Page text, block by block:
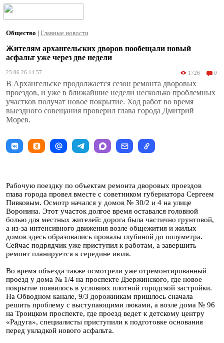
Общество | Главные новости
Жителям архангельских дворов пообещали новый
асфальт уже через две недели
23.06.26 14:57 1726 0
В Архангельске продолжается сезон ремонта дворовых
проездов, и уже в ближайшие недели несколько проблемных
участков получат новое покрытие. Ход работ во время
выездного совещания проверил глава города Дмитрий
Морев.
Рабочую поездку по объектам ремонта дворовых проездов
глава города провел вместе с советником губернатора Сергеем
Пивковым. Осмотр начался у домов № 30/2 и 4 на улице
Воронина. Этот участок долгое время оставался головной
болью для местных жителей: дорога была частично грунтовой,
а из-за интенсивного движения возле общежития и жилых
домов здесь образовались провалы глубиной до полуметра.
Сейчас подрядчик уже приступил к работам, а завершить
ремонт планируется к середине июля.
Во время объезда также осмотрели уже отремонтированный
проезд у дома № 1/4 на проспекте Дзержинского, где новое
покрытие появилось в условиях плотной городской застройки.
На Обводном канале, 9/3 дорожникам пришлось сначала
решить проблему с выступающими люками, а возле дома № 96
на Троицком проспекте, где проезд ведет к детскому центру
«Радуга», специалисты приступили к подготовке основания
перед укладкой нового асфальта.